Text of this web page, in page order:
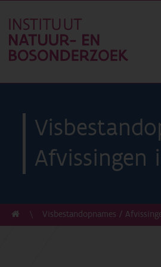
Afvissingen
Visbestandopnames /